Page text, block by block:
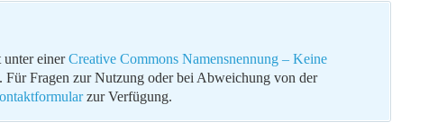
unter einerCreative Commons Namensnennung – Keine
Für Fragen zur Nutzung oder bei Abweichung von der
zur Verfügung.